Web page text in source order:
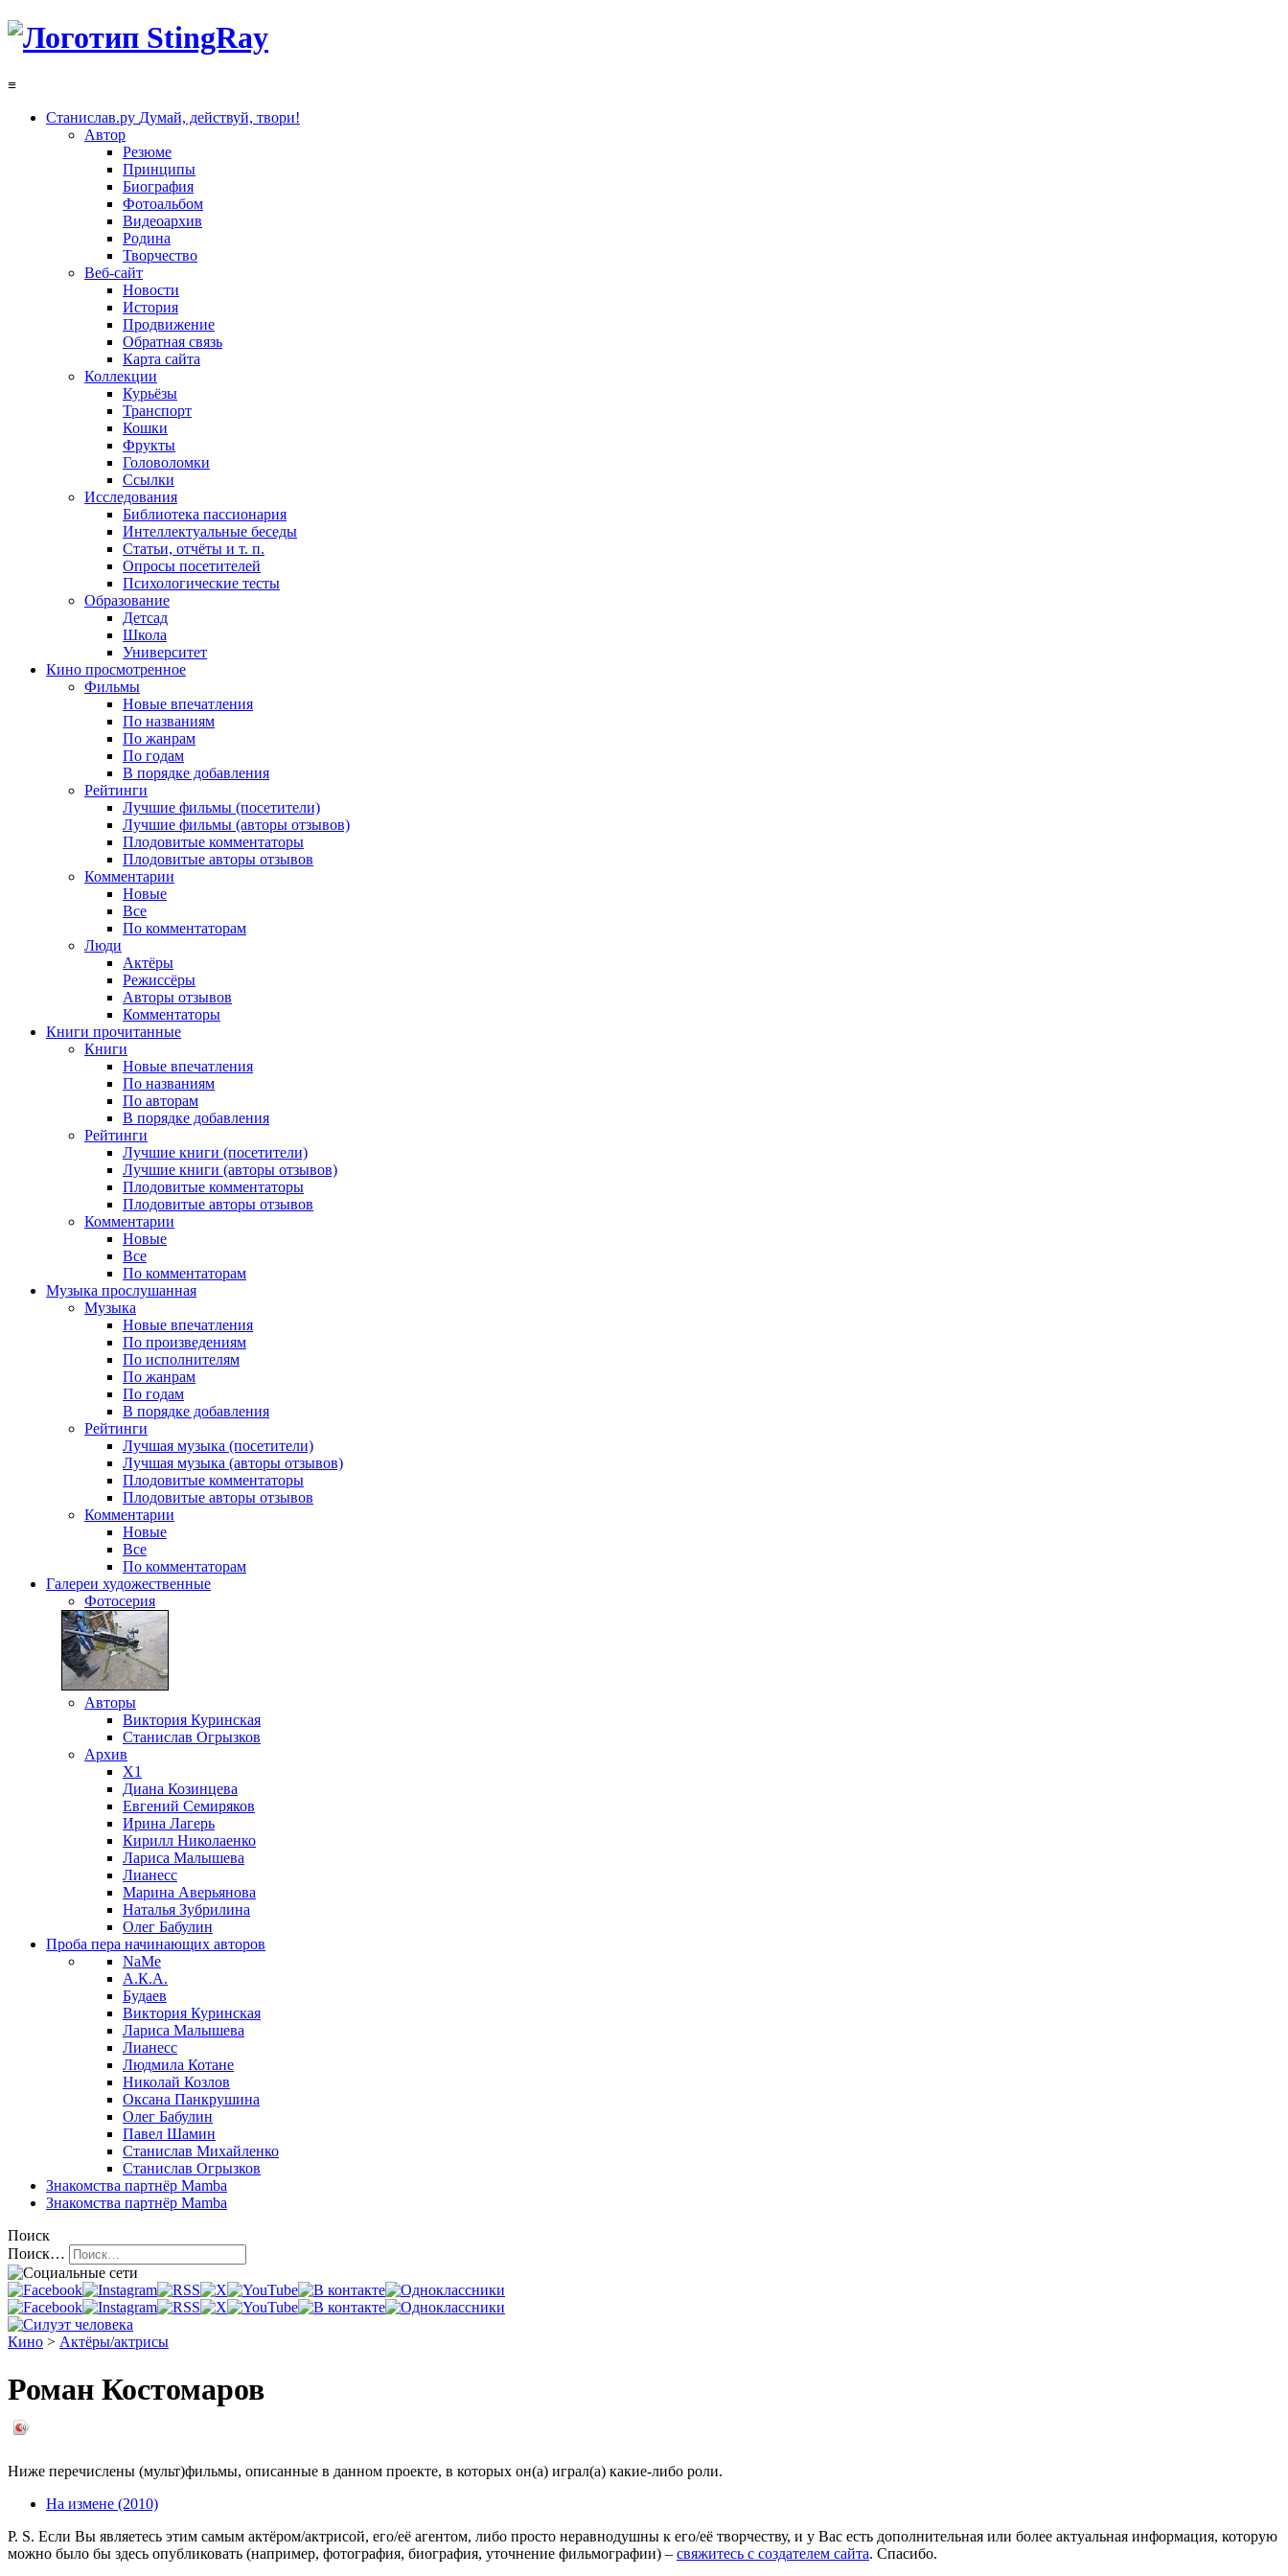
≡
Станислав.ру Думай, действуй, твори!
Автор
Резюме
Принципы
Биография
Фотоальбом
Видеоархив
Родина
Творчество
Веб-сайт
Новости
История
Продвижение
Обратная связь
Карта сайта
Коллекции
Курьёзы
Транспорт
Кошки
Фрукты
Головоломки
Ссылки
Исследования
Библиотека пассионария
Интеллектуальные беседы
Статьи, отчёты и т. п.
Опросы посетителей
Психологические тесты
Образование
Детсад
Школа
Университет
Кино просмотренное
Фильмы
Новые впечатления
По названиям
По жанрам
По годам
В порядке добавления
Рейтинги
Лучшие фильмы (посетители)
Лучшие фильмы (авторы отзывов)
Плодовитые комментаторы
Плодовитые авторы отзывов
Комментарии
Новые
Все
По комментаторам
Люди
Актёры
Режиссёры
Авторы отзывов
Комментаторы
Книги прочитанные
Книги
Новые впечатления
По названиям
По авторам
В порядке добавления
Рейтинги
Лучшие книги (посетители)
Лучшие книги (авторы отзывов)
Плодовитые комментаторы
Плодовитые авторы отзывов
Комментарии
Новые
Все
По комментаторам
Музыка прослушанная
Музыка
Новые впечатления
По произведениям
По исполнителям
По жанрам
По годам
В порядке добавления
Рейтинги
Лучшая музыка (посетители)
Лучшая музыка (авторы отзывов)
Плодовитые комментаторы
Плодовитые авторы отзывов
Комментарии
Новые
Все
По комментаторам
Галереи художественные
Фотосерия
Авторы
Виктория Куринская
Станислав Огрызков
Архив
X1
Диана Козинцева
Евгений Семиряков
Ирина Лагерь
Кирилл Николаенко
Лариса Малышева
Лианесс
Марина Аверьянова
Наталья Зубрилина
Олег Бабулин
Проба пера начинающих авторов
NaMe
А.К.А.
Будаев
Виктория Куринская
Лариса Малышева
Лианесс
Людмила Котане
Николай Козлов
Оксана Панкрушина
Олег Бабулин
Павел Шамин
Станислав Михайленко
Станислав Огрызков
Знакомства партнёр Mamba
Знакомства партнёр Mamba
Поиск
Поиск…
Кино > Актёры/актрисы
Роман Костомаров
Ниже перечислены (мульт)фильмы, описанные в данном проекте, в которых он(а) играл(а) какие-либо роли.
На измене (2010)
P. S. Если Вы являетесь этим самым актёром/актрисой, его/её агентом, либо просто неравнодушны к его/её творчеству, и у Вас есть дополнительная или более актуальная информация, которую
можно было бы здесь опубликовать (например, фотография, биография, уточнение фильмографии) – свяжитесь с создателем сайта. Спасибо.